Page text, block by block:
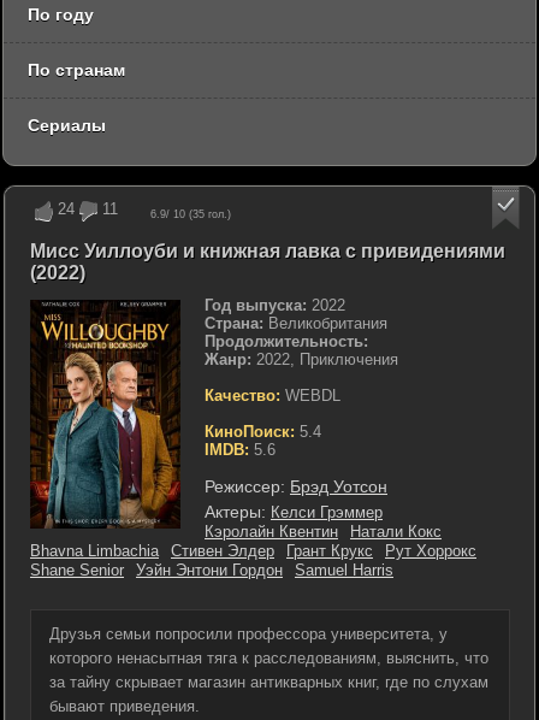
24 11 6.9/ 10 (35 гол.)
Мисс Уиллоуби и книжная лавка с привидениями
(2022)
Год выпуска: 2022
Страна: Великобритания
Продолжительность:
Жанр: 2022, Приключения
Качество: WEBDL
КиноПоиск: 5.4
IMDB: 5.6
Режиссер: Брэд Уотсон
Актеры: Келси Грэммер
Кэролайн Квентин
Натали Кокс
Bhavna Limbachia
Стивен Элдер Грант Крукс
Рут Хоррокс
Shane Senior
Уэйн Энтони Гордон Samuel Harris
Друзья семьи попросили профессора университета, у
которого ненасытная тяга к расследованиям, выяснить, что
за тайну скрывает магазин антикварных книг, где по слухам
бывают приведения.
По году
По странам
Сериалы